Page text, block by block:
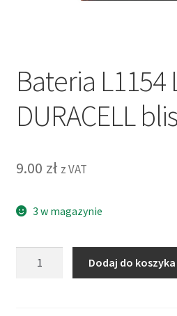
Bateria L1154
DURACELL
9.00 zł z VAT
3 w magazynie
Dodaj do koszyka